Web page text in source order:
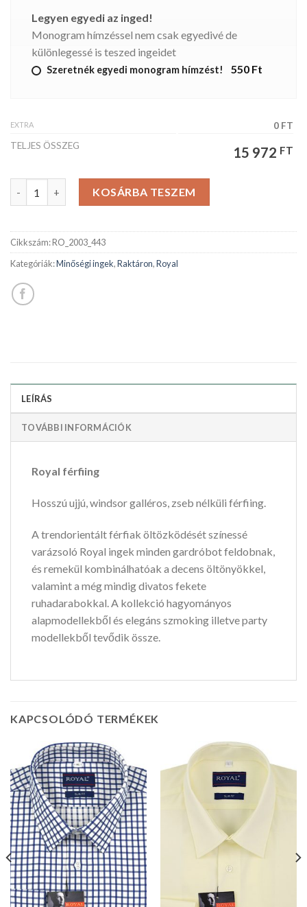
Legyen egyedi az inged!
Monogram hímzéssel nem csak egyedivé de
különlegessé is teszed ingeidet
Szeretnék egyedi monogram hímzést! 550 Ft
EXTRA
0 FT
TELJES ÖSSZEG
15 972 FT
ROYAL férfiing mennyiségKOSÁRBA TESZEM
Cikkszám:RO_2003_443
Kategóriák:Minőségi ingek,Raktáron,Royal
LEÍRÁS
TOVÁBBI INFORMÁCIÓK
Royal férfiing
Hosszú ujjú, windsor galléros, zseb nélküli férfiing.
A trendorientált férfiak öltözködését színessé
varázsoló Royal ingek minden gardróbot feldobnak,
és remekül kombinálhatóak a decens öltönyökkel,
valamint a még mindig divatos fekete
ruhadarabokkal. A kollekció hagyományos
alapmodellekből és elegáns szmoking illetve party
modellekből tevődik össze.
KAPCSOLÓDÓ TERMÉKEK